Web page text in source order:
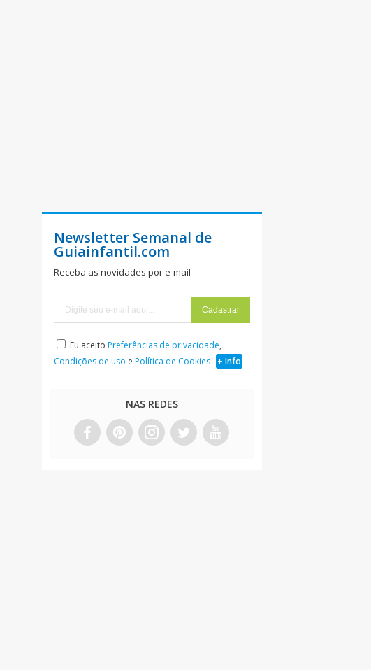
Newsletter Semanal de
Guiainfantil.com
Receba as novidades por e-mail
Eu aceito Preferências de privacidade,
Condições de uso e Política de Cookies + Info
NAS REDES